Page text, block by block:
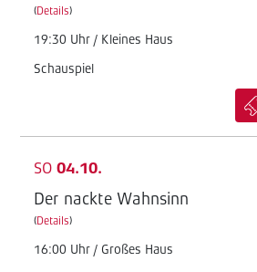
(Details)
19:30 Uhr / Kleines Haus
Schauspiel
SO 04.10.
Der nackte Wahnsinn
(Details)
16:00 Uhr / Großes Haus